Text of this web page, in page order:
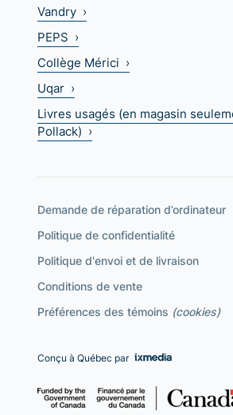
Vandry ›
PEPS ›
Collège Mérici ›
Uqar ›
Livres usagés (en magasin
Pollack) ›
Demande de réparation d’ordinateur
Politique de confidentialité
Politique d'envoi et de livraison
Conditions de vente
Préférences des témoins (cookies)
Conçu à Québec par